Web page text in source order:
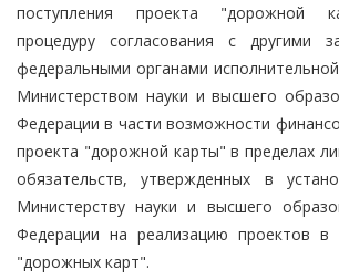
поступления проекта "дорожной
процедуру согласования с другими
федеральными органами
Министерством науки и высшего
Федерации в части возможности
проекта "дорожной карты" в пределах
обязательств, утвержденных в
Министерству науки и высшего
Федерации на реализацию проектов в
"дорожных карт".